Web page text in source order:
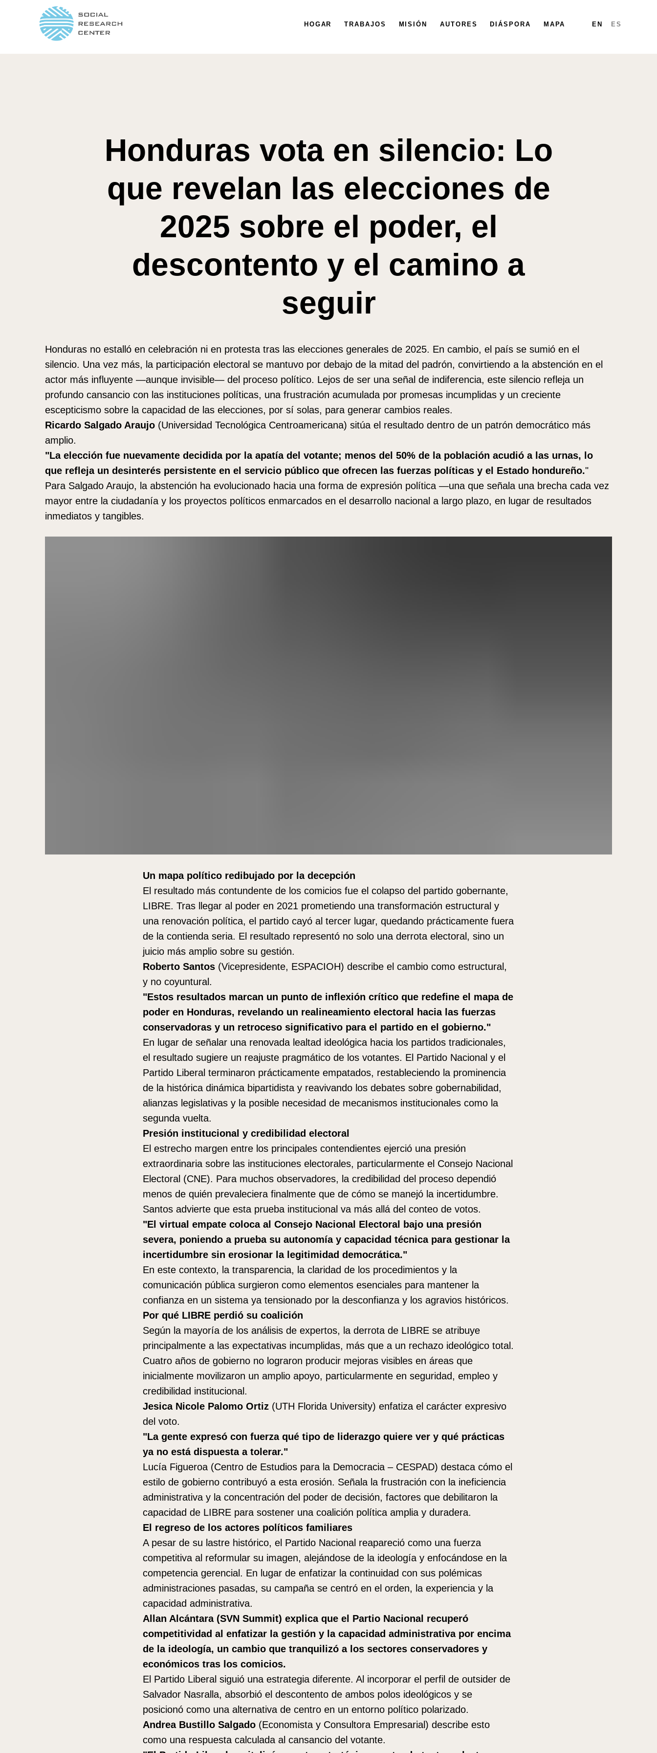
HOGAR TRABAJOS MISIÓN PARTICIPA DIÁSPORA MAPA INFORMES
HOGAR TRABAJOS MISIÓN AUTORES DIÁSPORA MAPA EN ES
Honduras vota en silencio: Lo
que revelan las elecciones de
2025 sobre el poder, el
descontento y el camino a
seguir
Honduras no estalló en celebración ni en protesta tras las elecciones generales de 2025. En cambio, el país se sumió en el
silencio. Una vez más, la participación electoral se mantuvo por debajo de la mitad del padrón, convirtiendo a la abstención en el
actor más influyente —aunque invisible— del proceso político. Lejos de ser una señal de indiferencia, este silencio refleja un
profundo cansancio con las instituciones políticas, una frustración acumulada por promesas incumplidas y un creciente
escepticismo sobre la capacidad de las elecciones, por sí solas, para generar cambios reales.
Ricardo Salgado Araujo (Universidad Tecnológica Centroamericana) sitúa el resultado dentro de un patrón democrático más
amplio.
"La elección fue nuevamente decidida por la apatía del votante; menos del 50% de la población acudió a las urnas, lo
que refleja un desinterés persistente en el servicio público que ofrecen las fuerzas políticas y el Estado hondureño."
Para Salgado Araujo, la abstención ha evolucionado hacia una forma de expresión política —una que señala una brecha cada vez
mayor entre la ciudadanía y los proyectos políticos enmarcados en el desarrollo nacional a largo plazo, en lugar de resultados
inmediatos y tangibles.
Un mapa político redibujado por la decepción
El resultado más contundente de los comicios fue el colapso del partido gobernante,
LIBRE. Tras llegar al poder en 2021 prometiendo una transformación estructural y
una renovación política, el partido cayó al tercer lugar, quedando prácticamente fuera
de la contienda seria. El resultado representó no solo una derrota electoral, sino un
juicio más amplio sobre su gestión.
Roberto Santos (Vicepresidente, ESPACIOH) describe el cambio como estructural,
y no coyuntural.
"Estos resultados marcan un punto de inflexión crítico que redefine el mapa de
poder en Honduras, revelando un realineamiento electoral hacia las fuerzas
conservadoras y un retroceso significativo para el partido en el gobierno."
En lugar de señalar una renovada lealtad ideológica hacia los partidos tradicionales,
el resultado sugiere un reajuste pragmático de los votantes. El Partido Nacional y el
Partido Liberal terminaron prácticamente empatados, restableciendo la prominencia
de la histórica dinámica bipartidista y reavivando los debates sobre gobernabilidad,
alianzas legislativas y la posible necesidad de mecanismos institucionales como la
segunda vuelta.
Presión institucional y credibilidad electoral
El estrecho margen entre los principales contendientes ejerció una presión
extraordinaria sobre las instituciones electorales, particularmente el Consejo Nacional
Electoral (CNE). Para muchos observadores, la credibilidad del proceso dependió
menos de quién prevaleciera finalmente que de cómo se manejó la incertidumbre.
Santos advierte que esta prueba institucional va más allá del conteo de votos.
"El virtual empate coloca al Consejo Nacional Electoral bajo una presión
severa, poniendo a prueba su autonomía y capacidad técnica para gestionar la
incertidumbre sin erosionar la legitimidad democrática."
En este contexto, la transparencia, la claridad de los procedimientos y la
comunicación pública surgieron como elementos esenciales para mantener la
confianza en un sistema ya tensionado por la desconfianza y los agravios históricos.
Por qué LIBRE perdió su coalición
Según la mayoría de los análisis de expertos, la derrota de LIBRE se atribuye
principalmente a las expectativas incumplidas, más que a un rechazo ideológico total.
Cuatro años de gobierno no lograron producir mejoras visibles en áreas que
inicialmente movilizaron un amplio apoyo, particularmente en seguridad, empleo y
credibilidad institucional.
Jesica Nicole Palomo Ortiz (UTH Florida University) enfatiza el carácter expresivo
del voto.
"La gente expresó con fuerza qué tipo de liderazgo quiere ver y qué prácticas
ya no está dispuesta a tolerar."
Lucía Figueroa (Centro de Estudios para la Democracia – CESPAD) destaca cómo el
estilo de gobierno contribuyó a esta erosión. Señala la frustración con la ineficiencia
administrativa y la concentración del poder de decisión, factores que debilitaron la
capacidad de LIBRE para sostener una coalición política amplia y duradera.
El regreso de los actores políticos familiares
A pesar de su lastre histórico, el Partido Nacional reapareció como una fuerza
competitiva al reformular su imagen, alejándose de la ideología y enfocándose en la
competencia gerencial. En lugar de enfatizar la continuidad con sus polémicas
administraciones pasadas, su campaña se centró en el orden, la experiencia y la
capacidad administrativa.
Allan Alcántara (SVN Summit) explica que el Partio Nacional recuperó
competitividad al enfatizar la gestión y la capacidad administrativa por encima
de la ideología, un cambio que tranquilizó a los sectores conservadores y
económicos tras los comicios.
El Partido Liberal siguió una estrategia diferente. Al incorporar el perfil de outsider de
Salvador Nasralla, absorbió el descontento de ambos polos ideológicos y se
posicionó como una alternativa de centro en un entorno político polarizado.
Andrea Bustillo Salgado (Economista y Consultora Empresarial) describe esto
como una respuesta calculada al cansancio del votante.